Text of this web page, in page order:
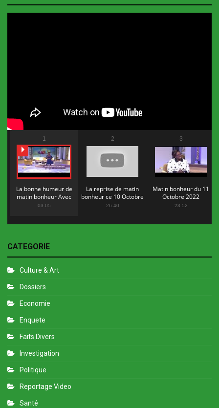
1
La bonne humeur de
matin bonheur Avec
Flopy Mendosa
03:05
2
La reprise de matin
bonheur ce 10 Octobre
2022
26:40
3
Matin bonheur du 11
Octobre 2022
23:52
CATEGORIE
Culture & Art
Dossiers
Economie
Enquete
Faits Divers
Investigation
Politique
Reportage Video
Santé